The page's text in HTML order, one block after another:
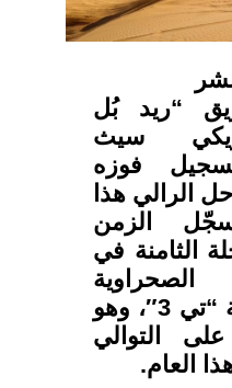
“ريد بُل
سيث
فوزه
الرالي هذا
الزمن
الثامنة في
الخفيفة النموذجية “تي 3″، وهو
التوالي
العام.